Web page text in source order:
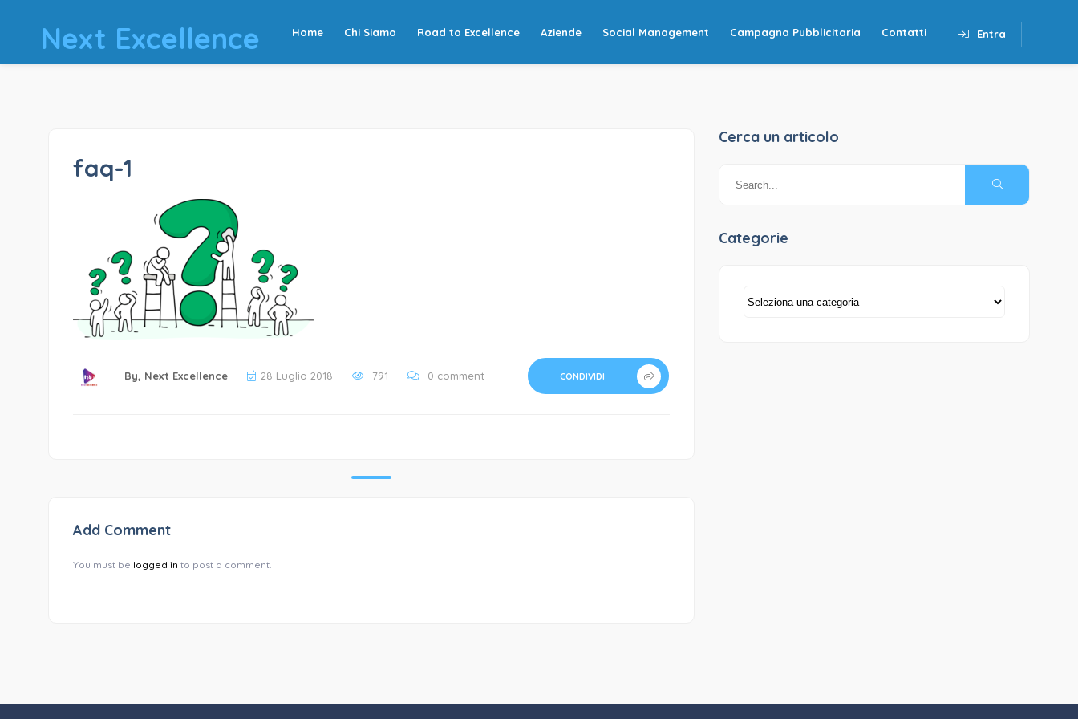
Next Excellence Entra
Home Chi Siamo Road to Excellence Aziende Social Management Campagna Pubblicitaria Contatti
faq-1
By, Next Excellence 28 Luglio 2018 791 0 comment CONDIVIDI
Add Comment
You must be logged in to post a comment.
Cerca un articolo
Categorie